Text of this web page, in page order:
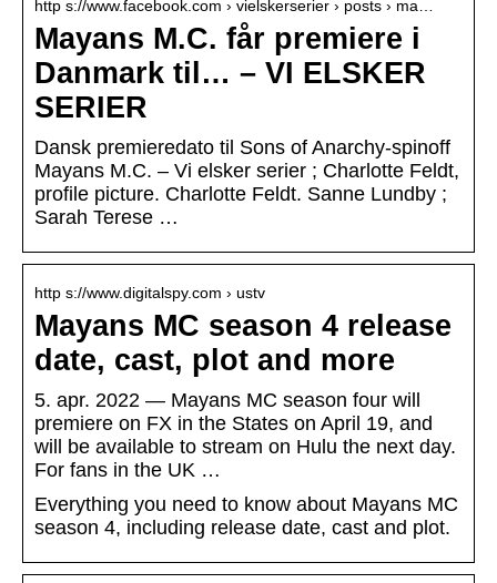
http s://www.facebook.com › vielskerserier › posts › ma…
Mayans M.C. får premiere i
Danmark til… – VI ELSKER
SERIER
Dansk premieredato til Sons of Anarchy-spinoff
Mayans M.C. – Vi elsker serier ; Charlotte Feldt,
profile picture. Charlotte Feldt. Sanne Lundby ;
Sarah Terese …
http s://www.digitalspy.com › ustv
Mayans MC season 4 release
date, cast, plot and more
5. apr. 2022 — Mayans MC season four will
premiere on FX in the States on April 19, and
will be available to stream on Hulu the next day.
For fans in the UK …
Everything you need to know about Mayans MC
season 4, including release date, cast and plot.